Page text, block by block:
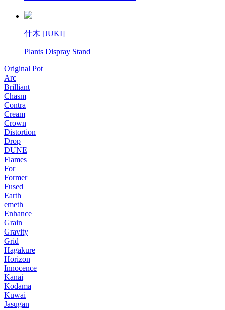
什木 [JUKI]
Plants Dispray Stand
Original Pot
Arc
Brilliant
Chasm
Contra
Cream
Crown
Distortion
Drop
DUNE
Flames
For
Former
Fused
Earth
emeth
Enhance
Grain
Gravity
Grid
Hagakure
Horizon
Innocence
Kanai
Kodama
Kuwai
Jasugan